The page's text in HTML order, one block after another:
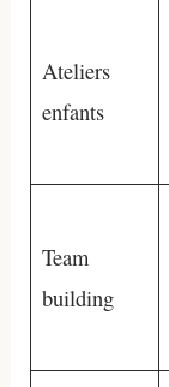
Ateliers
enfants
Team
building